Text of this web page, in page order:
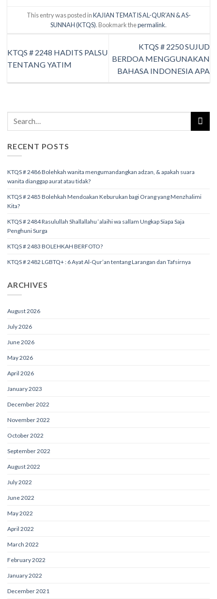
This entry was posted inKAJIAN TEMATIS AL-QUR’AN & AS-
SUNNAH (KTQS). Bookmark thepermalink.
KTQS # 2248 HADITS PALSU
TENTANG YATIM
KTQS # 2250 SUJUD
BERDOA MENGGUNAKAN
BAHASA INDONESIA APA
RECENT POSTS
KTQS # 2486 Bolehkah wanita mengumandangkan adzan, & apakah suara
wanita dianggap aurat atau tidak?
KTQS # 2485 Bolehkah Mendoakan Keburukan bagi Orang yang Menzhalimi
Kita?
KTQS # 2484 Rasulullah Shallallahu ‘alaihi wa sallam Ungkap Siapa Saja
Penghuni Surga
KTQS # 2483 BOLEHKAH BERFOTO?
KTQS # 2482 LGBTQ+ : 6 Ayat Al-Qur’an tentang Larangan dan Tafsirnya
ARCHIVES
August 2026
July 2026
June 2026
May 2026
April 2026
January 2023
December 2022
November 2022
October 2022
September 2022
August 2022
July 2022
June 2022
May 2022
April 2022
March 2022
February 2022
January 2022
December 2021